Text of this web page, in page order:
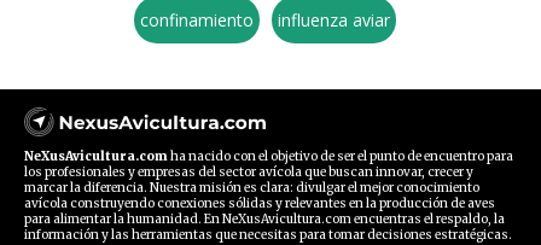
confinamiento influenza aviar
NeXusAvicultura.comha nacido con el objetivo de ser el punto de encuentro para
los profesionales y empresas del sector avícola que buscan innovar, crecer y
marcar la diferencia. Nuestra misión es clara: divulgar el mejor conocimiento
avícola construyendo conexiones sólidas y relevantes en la producción de aves
para alimentar la humanidad. En NeXusAvicultura.com encuentras el respaldo, la
información y las herramientas que necesitas para tomar decisiones estratégicas.